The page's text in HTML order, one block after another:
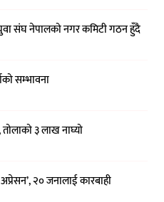
संघ नेपालको नगर कमिटी गठन हुँदै
सम्भावना
३ लाख नाघ्यो
अप्रेसन’, २० जनालाई कारबाही